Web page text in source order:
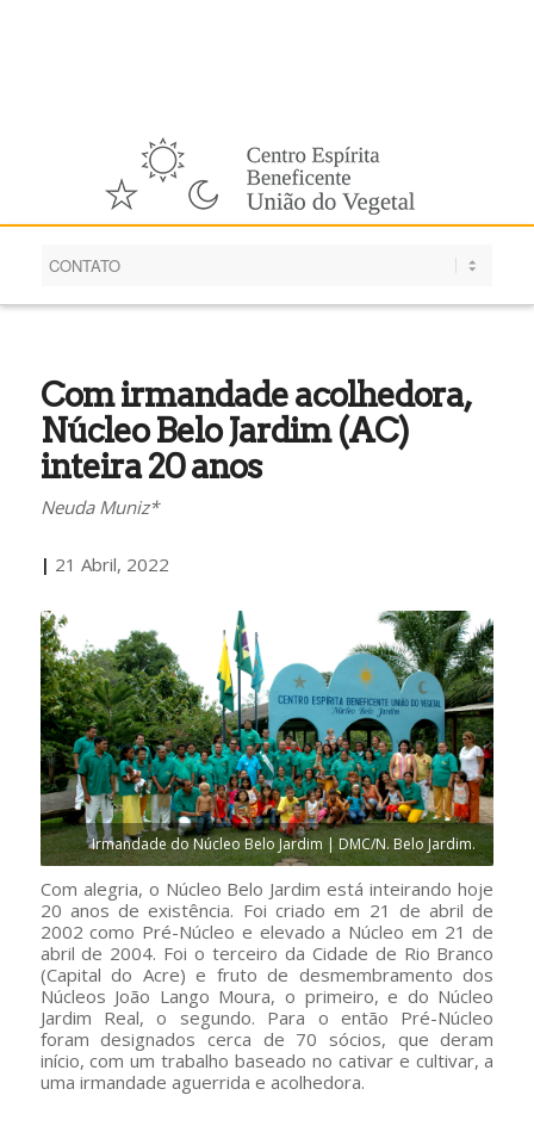
Com irmandade acolhedora,
Núcleo Belo Jardim (AC)
inteira 20 anos
Neuda Muniz*
| 21 Abril, 2022
Irmandade do Núcleo Belo Jardim | DMC/N. Belo Jardim.
Com alegria, o Núcleo Belo Jardim está inteirando hoje
20 anos de existência. Foi criado em 21 de abril de
2002 como Pré-Núcleo e elevado a Núcleo em 21 de
abril de 2004. Foi o terceiro da Cidade de Rio Branco
(Capital do Acre) e fruto de desmembramento dos
Núcleos João Lango Moura, o primeiro, e do Núcleo
Jardim Real, o segundo. Para o então Pré-Núcleo
foram designados cerca de 70 sócios, que deram
início, com um trabalho baseado no cativar e cultivar, a
uma irmandade aguerrida e acolhedora.